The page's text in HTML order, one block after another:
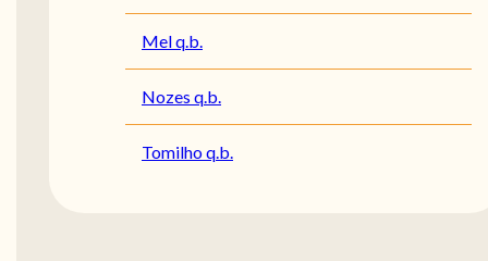
Mel q.b.
Nozes q.b.
Tomilho q.b.